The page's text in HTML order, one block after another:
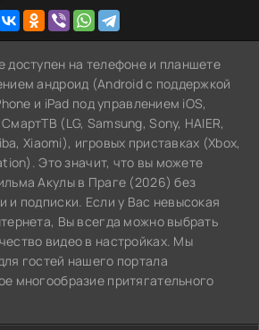
доступен на телефоне и планшете
андроид (Android с поддержкой
и iPad под управлением iOS,
(LG, Samsung, Sony, HAIER,
Xiaomi), игровых приставках (Xbox,
Это значит, что вы можете
Акулы в Праге (2026) без
и подписки. Если у Вас невысокая
Вы всегда можно выбрать
видео в настройках. Мы
гостей нашего портала
многообразие притягательного